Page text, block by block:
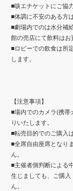
■咳エチケットにご協
■体調に不安のある方
■劇場内でのは水分補
館の売店にて飲料はお
■ロビーでの飲食は所
します。
【注意事項】
■場内でのカメラ(携帯
りいたします。
■転売目的でのご購入
■全席自由座席となり
ん。
■主催者側判断による
生じましても、ご購
ん。